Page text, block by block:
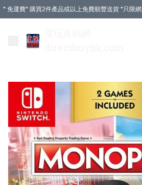
* 免運費* 購買2件產品或以上免費順豐送貨 *只限